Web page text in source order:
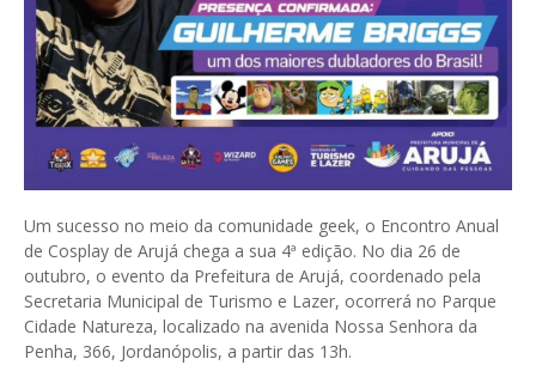
Um sucesso no meio da comunidade geek, o Encontro Anual
de Cosplay de Arujá chega a sua 4ª edição. No dia 26 de
outubro, o evento da Prefeitura de Arujá, coordenado pela
Secretaria Municipal de Turismo e Lazer, ocorrerá no Parque
Cidade Natureza, localizado na avenida Nossa Senhora da
Penha, 366, Jordanópolis, a partir das 13h.